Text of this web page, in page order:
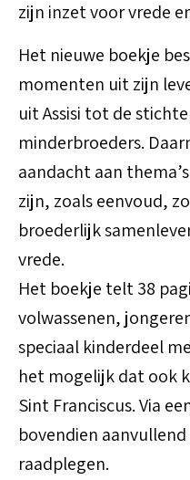
zijn inzet voor vrede
Het nieuwe boekje
momenten uit zijn
uit Assisi tot de
minderbroeders.
aandacht aan
zijn, zoals eenvoud,
broederlijk
vrede.
Het boekje telt 38
volwassenen,
speciaal kinderdeel
het mogelijk dat ook
Sint Franciscus. Via
bovendien
raadplegen.